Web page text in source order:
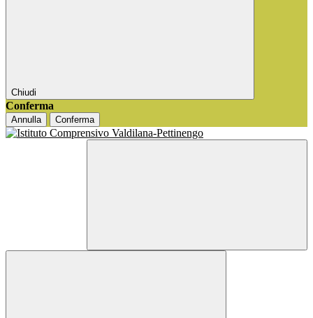
Chiudi
Conferma
Annulla Conferma